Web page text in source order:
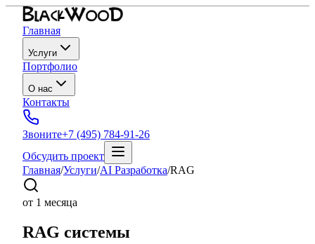
Главная
Услуги
Портфолио
О нас
Контакты
Звоните+7 (495) 784-91-26
Обсудить проект
Главная/Услуги/AI Разработка/RAG
от 1 месяца
RAG системы